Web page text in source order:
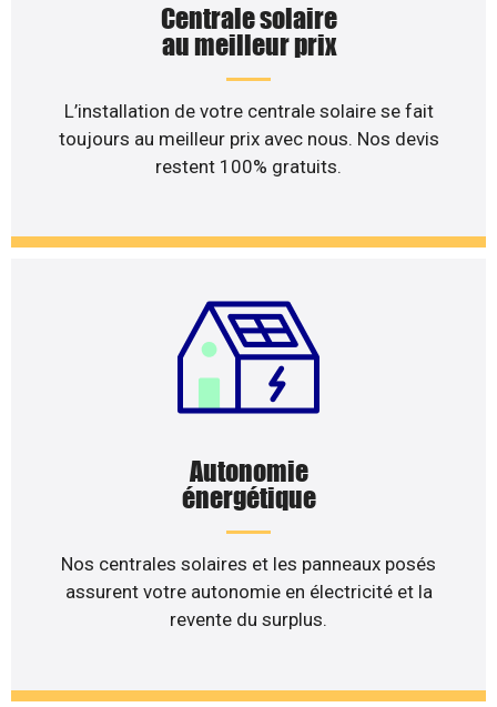
Centrale solaire
au meilleur prix
L’installation de votre centrale solaire se fait
toujours au meilleur prix avec nous. Nos devis
restent 100% gratuits.
Autonomie
énergétique
Nos centrales solaires et les panneaux posés
assurent votre autonomie en électricité et la
revente du surplus.